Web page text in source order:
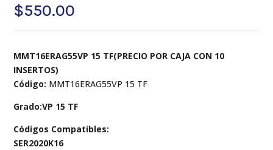
$550.00
MMT16ERAG55VP 15 TF(PRECIO POR CAJA CON 10
INSERTOS)
Código: MMT16ERAG55VP 15 TF
Grado:VP 15 TF
Códigos Compatibles:
SER2020K16